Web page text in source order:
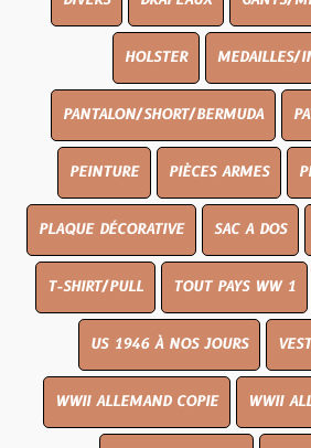
HOLSTER MEDAILLES/
PANTALON/SHORT/BERMUDA
PEINTURE PIÈCES ARMES
PLAQUE DÉCORATIVE SAC A DOS
T-SHIRT/PULL TOUT PAYS WW 1
US 1946 À NOS JOURS
WWII ALLEMAND COPIE WWII